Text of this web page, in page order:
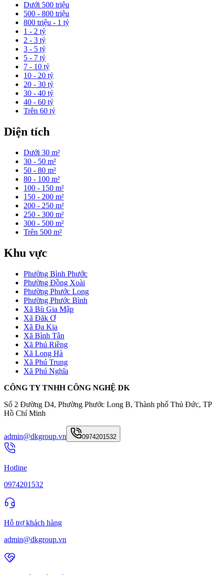
Dưới 500 triệu
500 - 800 triệu
800 triệu - 1 tỷ
1 - 2 tỷ
2 - 3 tỷ
3 - 5 tỷ
5 - 7 tỷ
7 - 10 tỷ
10 - 20 tỷ
20 - 30 tỷ
30 - 40 tỷ
40 - 60 tỷ
Trên 60 tỷ
Diện tích
Dưới 30 m²
30 - 50 m²
50 - 80 m²
80 - 100 m²
100 - 150 m²
150 - 200 m²
200 - 250 m²
250 - 300 m²
300 - 500 m²
Trên 500 m²
Khu vực
Phường Bình Phước
Phường Đồng Xoài
Phường Phước Long
Phường Phước Bình
Xã Bù Gia Mập
Xã Đăk Ơ
Xã Đa Kia
Xã Bình Tân
Xã Phú Riềng
Xã Long Hà
Xã Phú Trung
Xã Phú Nghĩa
CÔNG TY TNHH CÔNG NGHỆ DK
Số 2 Đường D4, Phường Phước Long B, Thành phố Thủ Đức, TP
Hồ Chí Minh
admin@dkgroup.vn 0974201532
Hotline
0974201532
Hỗ trợ khách hàng
admin@dkgroup.vn